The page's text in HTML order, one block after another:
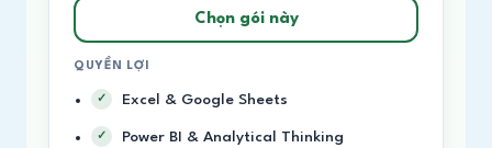
Chọn gói này
QUYỀN LỢI
Excel & Google Sheets
Power BI & Analytical Thinking